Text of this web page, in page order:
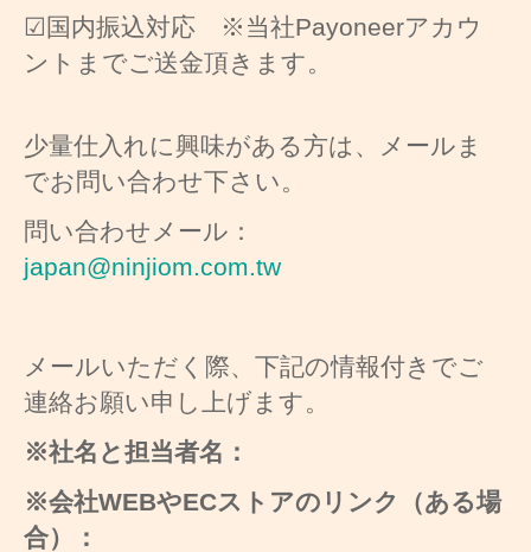
☑国内振込対応 ※当社Payoneerアカウ
ントまでご送金頂きます。
少量仕入れに興味がある方は、メールま
でお問い合わせ下さい。
問い合わせメール：
japan@ninjiom.com.tw
メールいただく際、下記の情報付きでご
連絡お願い申し上げます。
※社名と担当者名：
※会社WEBやECストアのリンク（ある場
合）：